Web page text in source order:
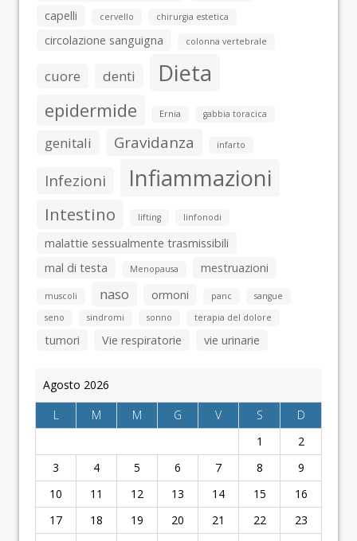
capelli
cervello chirurgia estetica
circolazione sanguigna colonna vertebrale
cuore denti Dieta
epidermide Ernia gabbia toracica
genitali Gravidanza infarto
Infezioni Infiammazioni
Intestino lifting linfonodi
malattie sessualmente trasmissibili
mal di testa
Menopausa mestruazioni
muscoli naso ormoni panc
sangue
seno
sindromi sonno terapia del dolore
tumori Vie respiratorie vie urinarie
Agosto 2026
L
M M G V S
D
1
2
3
4 5 6 7 8
9
10
11 12 13 14 15
16
17
18 19 20 21 22
23